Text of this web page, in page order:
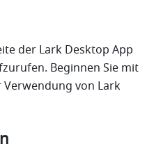
der Lark Desktop App
Beginnen Sie mit
von Lark